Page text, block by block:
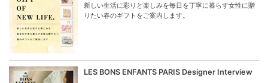
新しい生活に彩りと楽しみを毎日を丁寧に暮らす女性に贈
りたい春のギフトをご案内します。
LES BONS ENFANTS PARIS Designer Interview